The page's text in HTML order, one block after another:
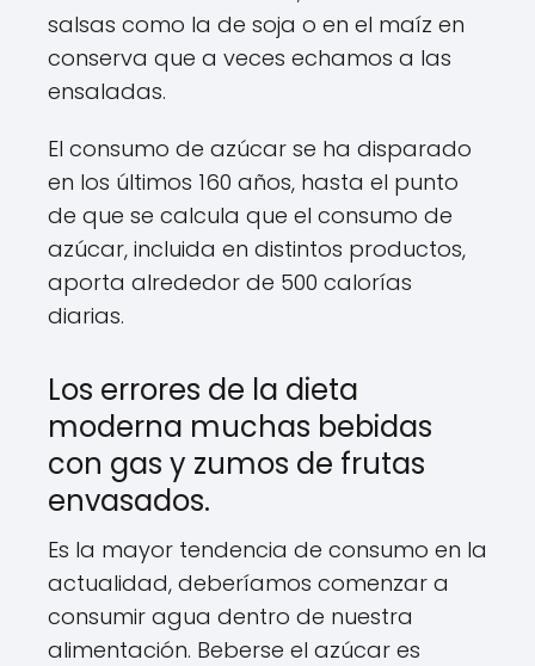
salsas como la de soja o en el maíz en
conserva que a veces echamos a las
ensaladas.
El consumo de azúcar se ha disparado
en los últimos 160 años, hasta el punto
de que se calcula que el consumo de
azúcar, incluida en distintos productos,
aporta alrededor de 500 calorías
diarias.
Los errores de la dieta
moderna muchas bebidas
con gas y zumos de frutas
envasados.
Es la mayor tendencia de consumo en la
actualidad, deberíamos comenzar a
consumir agua dentro de nuestra
alimentación. Beberse el azúcar es